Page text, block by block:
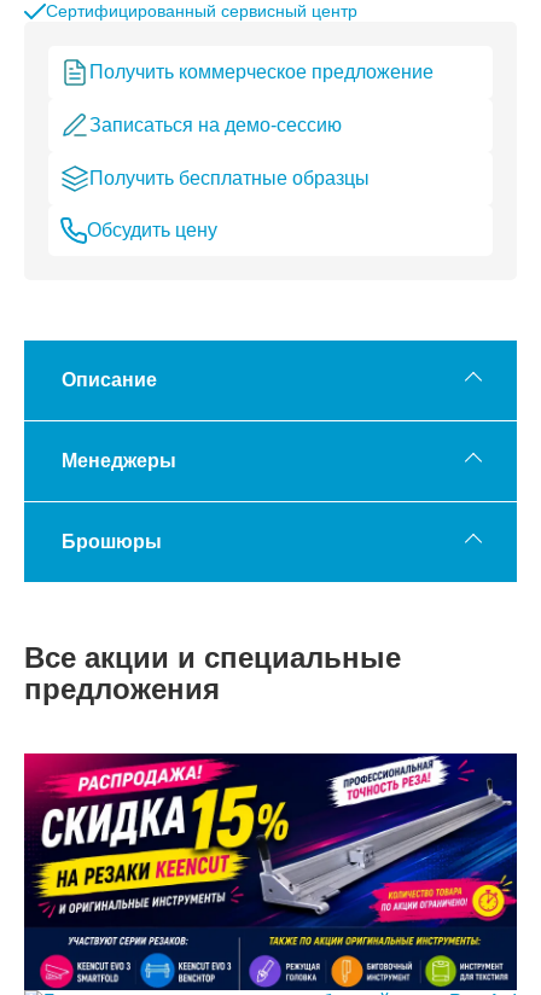
Сертифицированный сервисный центр
Получить коммерческое предложение
Записаться на демо-сессию
Получить бесплатные образцы
Обсудить цену
Описание
Менеджеры
Брошюры
Все акции и специальные
предложения